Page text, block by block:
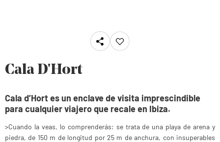
Cala D'Hort
Cala d’Hort es un enclave de visita imprescindible
para cualquier viajero que recale en Ibiza.
>Cuando la veas, lo comprenderás: se trata de una playa de arena y
piedra, de 150 m de longitud por 25 m de anchura, con insuperables